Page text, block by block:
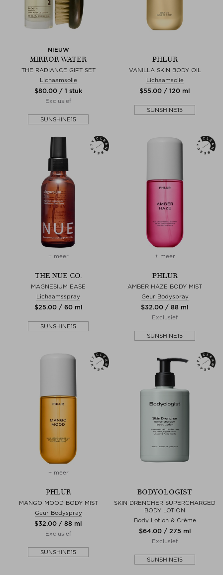
NIEUW
MIRROR WATER
THE RADIANCE GIFT SET
Lichaamsolie
$‌80.00 / 1 stuk
Exclusief
SUNSHINE15
PHLUR
VANILLA SKIN BODY OIL
Lichaamsolie
$‌55.00 / 120 ml
SUNSHINE15
+ meer
THE NUE CO.
MAGNESIUM EASE
Lichaamsspray
$‌25.00 / 60 ml
SUNSHINE15
+ meer
PHLUR
AMBER HAZE BODY MIST
Geur Bodyspray
$‌32.00 / 88 ml
Exclusief
SUNSHINE15
+ meer
PHLUR
MANGO MOOD BODY MIST
Geur Bodyspray
$‌32.00 / 88 ml
Exclusief
SUNSHINE15
BODYOLOGIST
SKIN DRENCHER SUPERCHARGED
BODY LOTION
Body Lotion & Crème
$‌64.00 / 275 ml
Exclusief
SUNSHINE15